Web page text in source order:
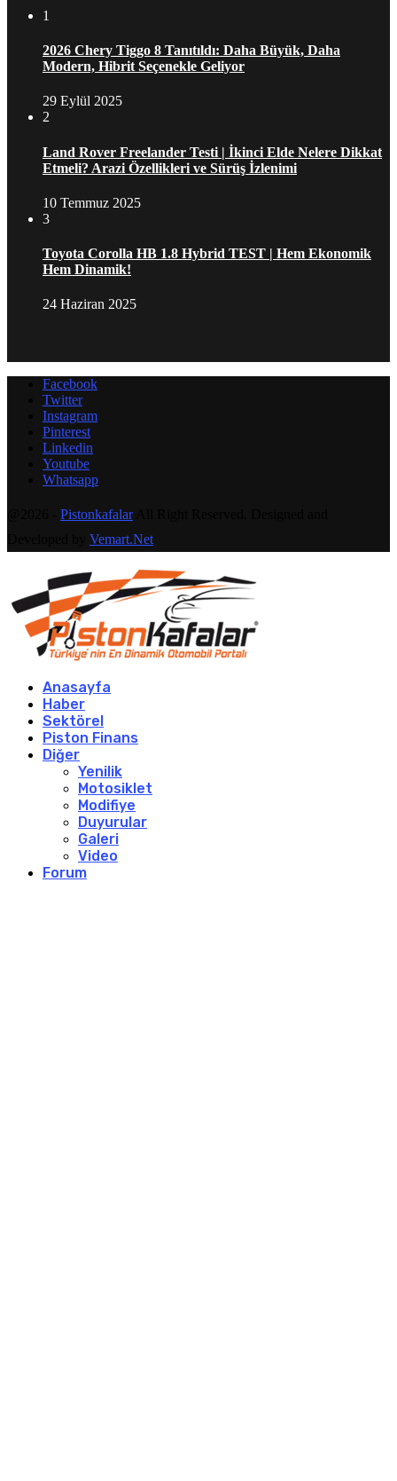
1
2026 Chery Tiggo 8 Tanıtıldı: Daha Büyük, Daha
Modern, Hibrit Seçenekle Geliyor
29 Eylül 2025
2
Land Rover Freelander Testi | İkinci Elde Nelere Dikkat
Etmeli? Arazi Özellikleri ve Sürüş İzlenimi
10 Temmuz 2025
3
Toyota Corolla HB 1.8 Hybrid TEST | Hem Ekonomik
Hem Dinamik!
24 Haziran 2025
Facebook
Twitter
Instagram
Pinterest
Linkedin
Youtube
Whatsapp
PistonkafalarAll Right Reserved. Designed and
Vemart.Net
Anasayfa
Haber
Sektörel
Piston Finans
Diğer
Yenilik
Motosiklet
Modifiye
Duyurular
Galeri
Video
Forum